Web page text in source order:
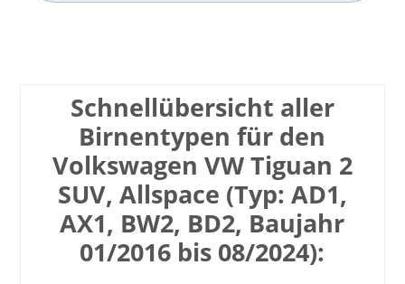
Schnell­übersicht aller
Birnen­typen für den
Volkswagen VW Tiguan 2
SUV, Allspace (Typ: AD1,
AX1, BW2, BD2, Baujahr
01/2016 bis 08/2024):